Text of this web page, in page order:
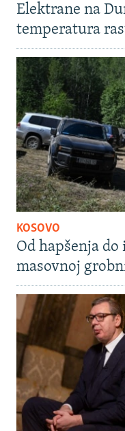
Elektrane na
temperatura
KOSOVO
Od hapšenja do
masovnoj